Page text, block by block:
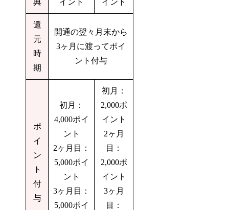
還
元
時
期
開通の翌々月末から
3ヶ月に渡ってポイ
ント付与
ポ
イ
ン
ト
付
与
初月：
4,000ポイ
ント
2ヶ月目：
5,000ポイ
ント
3ヶ月目：
5,000ポイ
初月：
2,000ポ
イント
2ヶ月
目：
2,000ポ
イント
3ヶ月
目：